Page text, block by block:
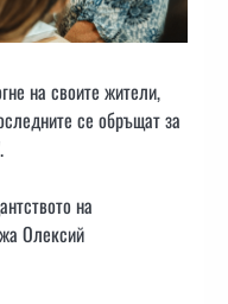
на своите жители,
се обръщат за
на
Олексий